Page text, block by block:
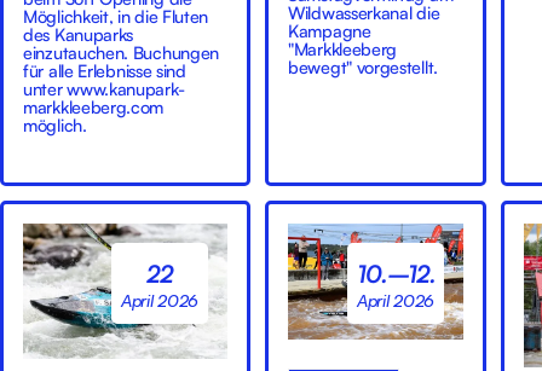
Möglichkeit, in die Fluten
des Kanuparks
einzutauchen. Buchungen
für alle Erlebnisse sind
unter www.kanupark-
markkleeberg.com
möglich.
Wildwasserkanal die
Kampagne
"Markkleeberg
bewegt" vorgestellt.
22
April 2026
10.–12.
April 2026